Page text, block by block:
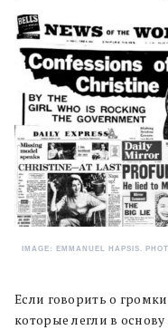
IMAGE: EMMANUEL HAPSIS.
Если говорить о
которые легли в